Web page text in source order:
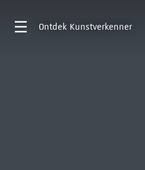
Ontdek Kunstverkenner